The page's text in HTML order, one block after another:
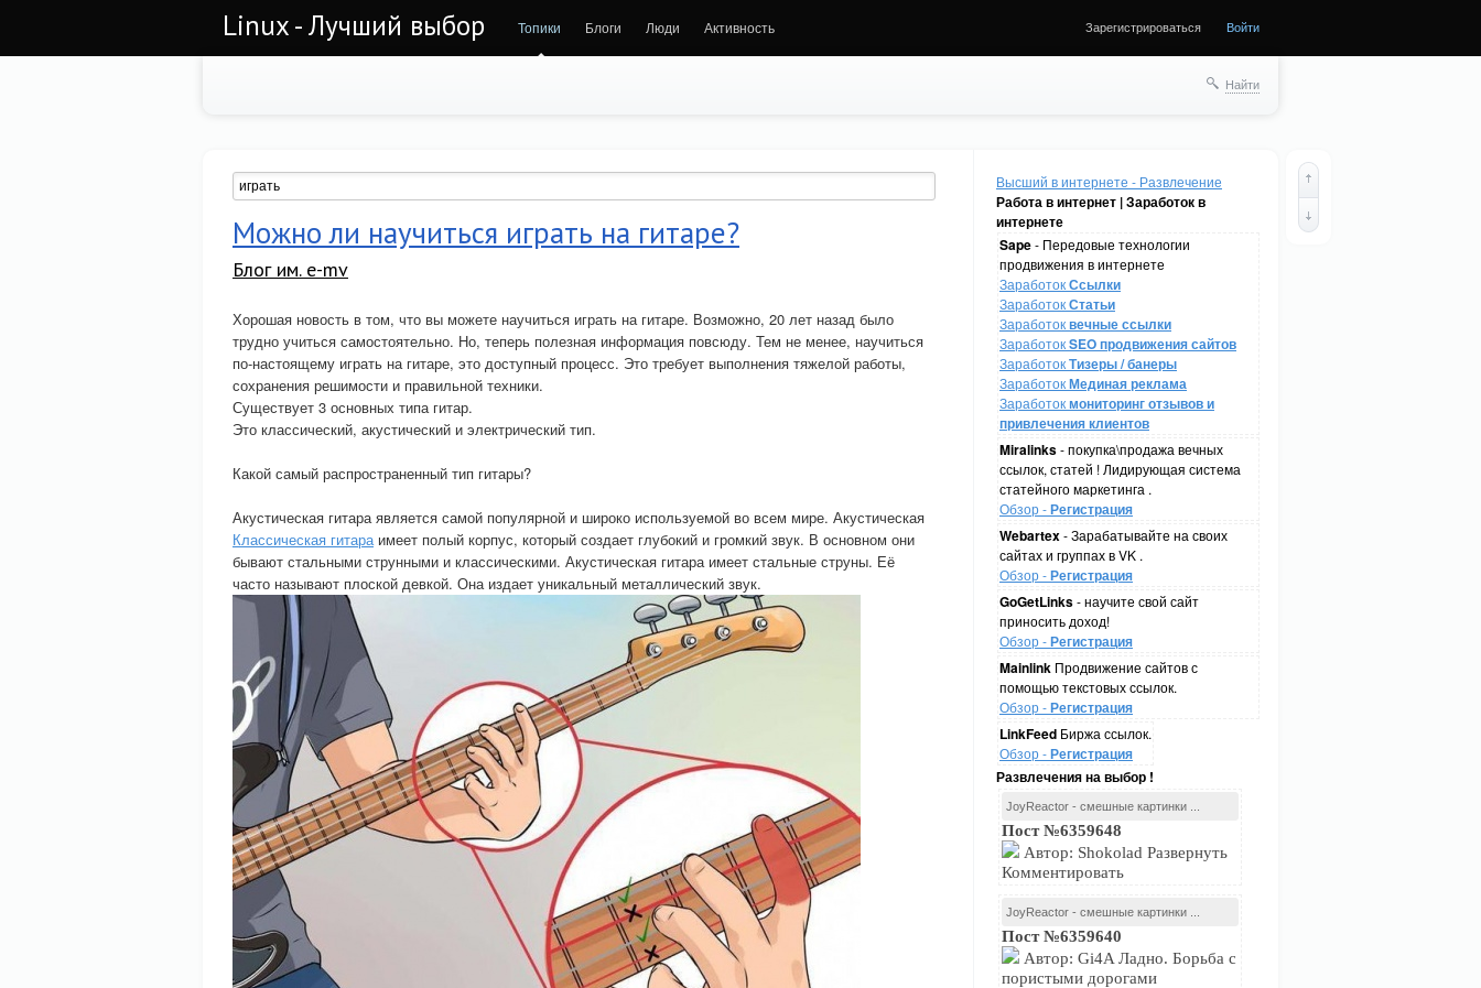
Linux - Лучший выбор Топики Блоги Люди Активность Зарегистрироваться Войти
Найти
Высший в интернете - Развлечение
Работа в интернет | Заработок в
интернете
Sape- Передовые технологии
продвижения в интернете
ЗаработокСсылки
ЗаработокСтатьи
Заработоквечные ссылки
ЗаработокSEO продвижения сайтов
ЗаработокТизеры / банеры
ЗаработокМединая реклама
Заработокмониторинг отзывов и
привлечения клиентов
Miralinks- покупка\продажа вечных
ссылок, статей ! Лидирующая система
статейного маркетинга .
Обзор -Регистрация
Webartex- Зарабатывайте на своих
сайтах и группах в VK .
Обзор -Регистрация
GoGetLinks- научите свой сайт
приносить доход!
Обзор -Регистрация
Mainlink Продвижение сайтов с
помощью текстовых ссылок.
Обзор -Регистрация
LinkFeed Биржа ссылок.
Обзор -Регистрация
Развлечения на выбор !
JoyReactor - смешные картинки ...
Пост №6359648
Автор: Shokolad Развернуть
Комментировать
JoyReactor - смешные картинки ...
Пост №6359640
Автор: Gi4A Ладно. Борьба с
пористыми дорогами
Можно ли научиться играть на гитаре?
Блог им. e-mv
Хорошая новость в том, что вы можете научиться играть на гитаре. Возможно, 20 лет назад было
трудно учиться самостоятельно. Но, теперь полезная информация повсюду. Тем не менее, научиться
по-настоящему играть на гитаре, это доступный процесс. Это требует выполнения тяжелой работы,
сохранения решимости и правильной техники.
Существует 3 основных типа гитар.
Это классический, акустический и электрический тип.
Какой самый распространенный тип гитары?
Акустическая гитара является самой популярной и широко используемой во всем мире. Акустическая
Классическая гитараимеет полый корпус, который создает глубокий и громкий звук. В основном они
бывают стальными струнными и классическими. Акустическая гитара имеет стальные струны. Её
часто называют плоской девкой. Она издает уникальный металлический звук.